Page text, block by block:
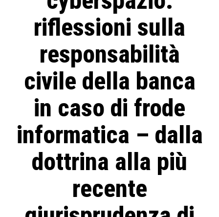
riflessioni sulla
responsabilità
civile della banca
in caso di frode
informatica – dalla
dottrina alla più
recente